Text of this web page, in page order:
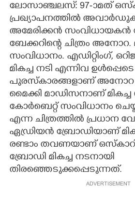
LITERATURE
ZOOM
CONTACT US
ലോസാഞ്ചലസ്: 97-ാമത്
പ്രഖ്യാപനത്തിൽ അവാർഡുകൾ
അമേരിക്കൻ
ബേക്കറിന്റെ ചിത്രം അനോറ.
സംവിധാനം. എഡിറ്റിംഗ്,
മികച്ച നടി എന്നിവ
പുരസ്കാരങ്ങളാണ് അനോറ
മൈക്കി മാഡിസനാണ് മികച്ച
കോർബെറ്റ് സംവിധാനം ചെയ്ത്
എന്ന ചിത്രത്തിൽ പ്രധാന
ഏഡ്രിയൻ ബ്രോഡിയാണ്
രണ്ടാം തവണയാണ്
ബ്രോഡി മികച്ച നടനായി
തിരഞ്ഞെടുക്കപ്പെടുന്നത്.
ADVERTISEMENT